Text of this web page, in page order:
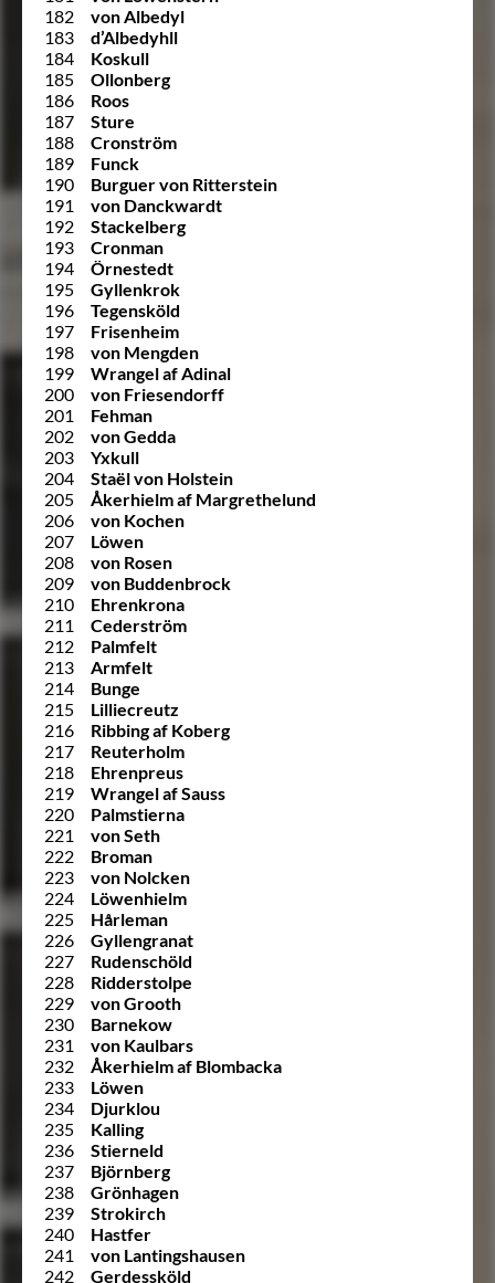
182
von Albedyl
183
d’Albedyhll
184
Koskull
185
Ollonberg
186
Roos
187
Sture
188
Cronström
189
Funck
190
Burguer von Ritterstein
191
von Danckwardt
192
Stackelberg
193
Cronman
194
Örnestedt
195
Gyllenkrok
196
Tegensköld
197
Frisenheim
198
von Mengden
199
Wrangel af Adinal
200
von Friesendorff
201
Fehman
202
von Gedda
203
Yxkull
204
Staël von Holstein
205
Åkerhielm af Margrethelund
206
von Kochen
207
Löwen
208
von Rosen
209
von Buddenbrock
210
Ehrenkrona
211
Cederström
212
Palmfelt
213
Armfelt
214
Bunge
215
Lilliecreutz
216
Ribbing af Koberg
217
Reuterholm
218
Ehrenpreus
219
Wrangel af Sauss
220
Palmstierna
221
von Seth
222
Broman
223
von Nolcken
224
Löwenhielm
225
Hårleman
226
Gyllengranat
227
Rudenschöld
228
Ridderstolpe
229
von Grooth
230
Barnekow
231
von Kaulbars
232
Åkerhielm af Blombacka
233
Löwen
234
Djurklou
235
Kalling
236
Stierneld
237
Björnberg
238
Grönhagen
239
Strokirch
240
Hastfer
241
von Lantingshausen
242
Gerdessköld